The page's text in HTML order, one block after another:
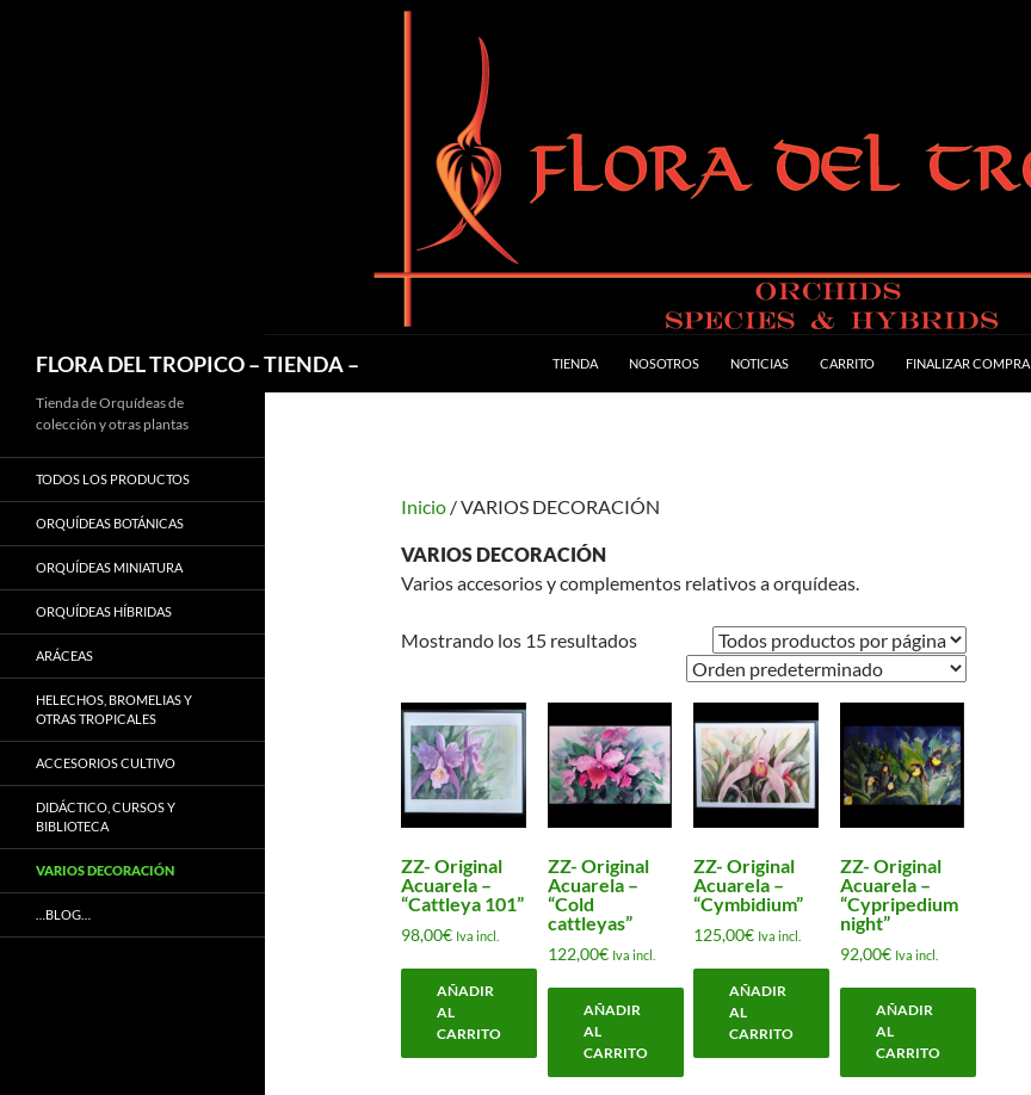
FLORA DEL TROPICO – TIENDA – TIENDA NOSOTROS NOTICIAS CARRITO FINALIZAR COMPRA
Inicio / VARIOS DECORACIÓN
VARIOS DECORACIÓN
Varios accesorios y complementos relativos a orquídeas.
Mostrando los 15 resultados
ZZ- Original
Acuarela –
“Cattleya 101”
98,00€ Iva incl.
AÑADIR
AL
CARRITO
ZZ- Original
Acuarela –
“Cold
cattleyas”
122,00€ Iva incl.
AÑADIR
AL
CARRITO
ZZ- Original
Acuarela –
“Cymbidium”
125,00€ Iva incl.
AÑADIR
AL
CARRITO
ZZ- Original
Acuarela –
“Cypripedium
night”
92,00€ Iva incl.
AÑADIR
AL
CARRITO
Tienda de Orquídeas de
colección y otras plantas
TODOS LOS PRODUCTOS
ORQUÍDEAS BOTÁNICAS
ORQUÍDEAS MINIATURA
ORQUÍDEAS HÍBRIDAS
ARÁCEAS
HELECHOS, BROMELIAS Y
OTRAS TROPICALES
ACCESORIOS CULTIVO
DIDÁCTICO, CURSOS Y
BIBLIOTECA
VARIOS DECORACIÓN
…BLOG…